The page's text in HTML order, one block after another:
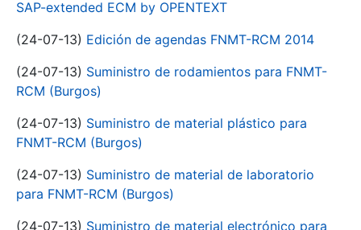
SAP-extended ECM by OPENTEXT
(24-07-13) Edición de agendas FNMT-RCM 2014
(24-07-13) Suministro de rodamientos para FNMT-
RCM (Burgos)
(24-07-13) Suministro de material plástico para
FNMT-RCM (Burgos)
(24-07-13) Suministro de material de laboratorio
para FNMT-RCM (Burgos)
(24-07-13) Suministro de material electrónico para